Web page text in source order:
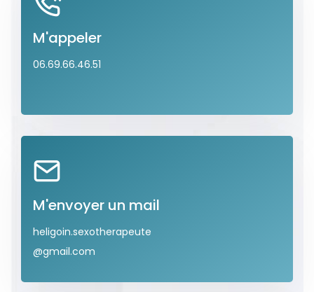
M'appeler
06.69.66.46.51
M'envoyer un mail
heligoin.sexotherapeute
@gmail.com